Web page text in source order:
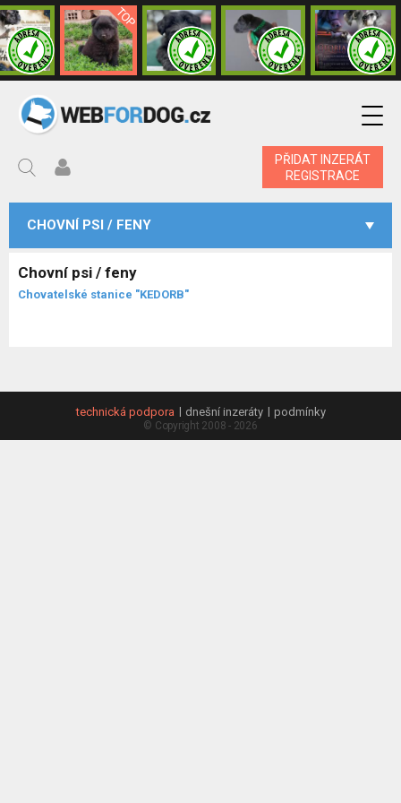
PŘIDAT INZERÁT
REGISTRACE
CHOVNÍ PSI / FENY
Chovní psi / feny
Chovatelské stanice "KEDORB"
technická podpora dnešní inzeráty podmínky
© Copyright 2008 - 2026